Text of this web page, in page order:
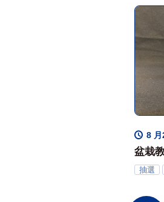
8 月
盆栽
小学
抽選